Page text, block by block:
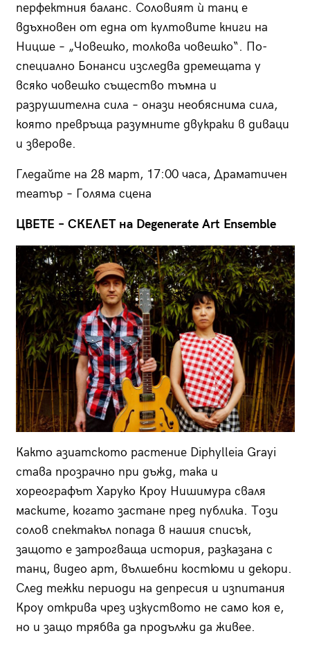
перфектния баланс. Соловият ѝ танц е
вдъхновен от една от култовите книги на
Ницше – „Човешко, толкова човешко“. По-
специално Бонанси изследва дремещата у
всяко човешко същество тъмна и
разрушителна сила – онази необяснима сила,
която превръща разумните двукраки в диваци
и зверове.
Гледайте на 28 март, 17:00 часа, Драматичен
театър – Голяма сцена
ЦВЕТЕ – СКЕЛЕТ на Degenerate Art Ensemble
Както азиатското растение Diphylleia Grayi
става прозрачно при дъжд, така и
хореографът Харуко Кроу Нишимура сваля
маските, когато застане пред публика. Този
солов спектакъл попада в нашия списък,
защото е затрогваща история, разказана с
танц, видео арт, вълшебни костюми и декори.
След тежки периоди на депресия и изпитания
Кроу открива чрез изкуството не само коя е,
но и защо трябва да продължи да живее.